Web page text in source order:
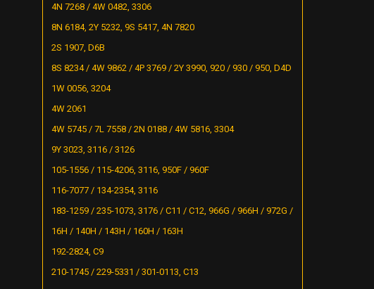
4N 7268 / 4W 0482, 3306
8N 6184, 2Y 5232, 9S 5417, 4N 7820
2S 1907, D6B
8S 8234 / 4W 9862 / 4P 3769 / 2Y 3990, 920 / 930 / 950, D4D
1W 0056, 3204
4W 2061
4W 5745 / 7L 7558 / 2N 0188 / 4W 5816, 3304
9Y 3023, 3116 / 3126
105-1556 / 115-4206, 3116, 950F / 960F
116-7077 / 134-2354, 3116
183-1259 / 235-1073, 3176 / C11 / C12, 966G / 966H / 972G /
16H / 140H / 143H / 160H / 163H
192-2824, C9
210-1745 / 229-5331 / 301-0113, C13